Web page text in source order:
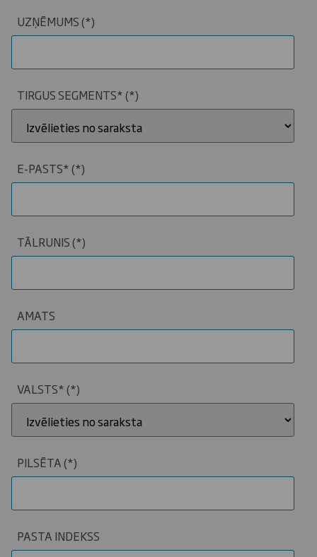
UZŅĒMUMS
TIRGUS SEGMENTS*
E-PASTS*
TĀLRUNIS
AMATS
VALSTS*
PILSĒTA
PASTA INDEKSS